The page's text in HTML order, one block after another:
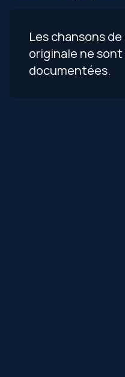
Les chansons
originale ne sont
documentées.